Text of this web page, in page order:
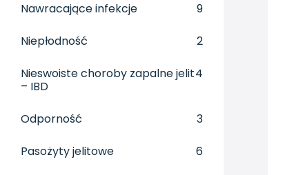
Nawracające infekcje 9
Niepłodność 2
Nieswoiste choroby zapalne jelit
– IBD
4
Odporność 3
Pasożyty jelitowe 6